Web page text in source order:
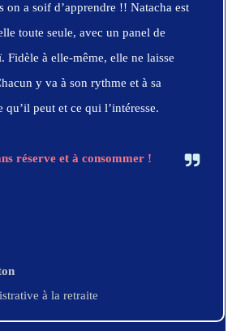
on a soif d’apprendre !! Natacha est
toute seule, avec un panel de
Fidèle à elle-même, elle ne laisse
y va à son rythme et à sa
qu’il peut et ce qui l’intéresse.
réserve et à consommer !
à la retraite